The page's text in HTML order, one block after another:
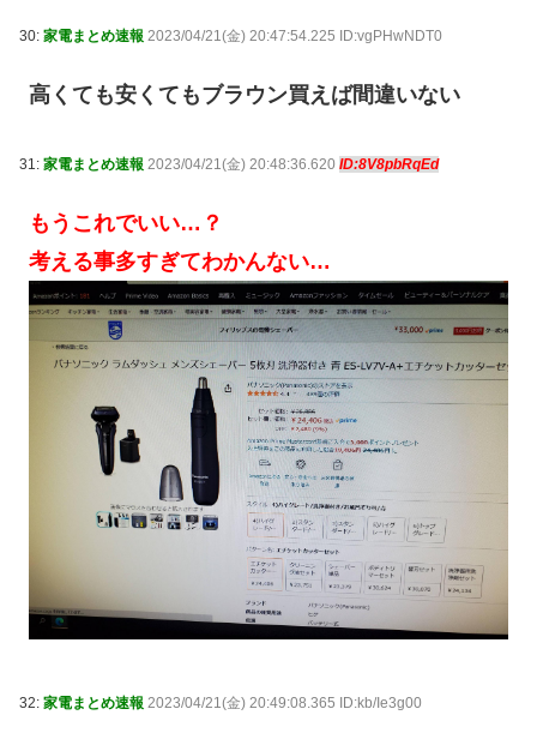
30: 家電まとめ速報 2023/04/21(金) 20:47:54.225 ID:vgPHwNDT0
高くても安くてもブラウン買えば間違いない
31: 家電まとめ速報 2023/04/21(金) 20:48:36.620 ID:8V8pbRqEd
もうこれでいい…？
考える事多すぎてわかんない…
32: 家電まとめ速報 2023/04/21(金) 20:49:08.365 ID:kb/Ie3g00